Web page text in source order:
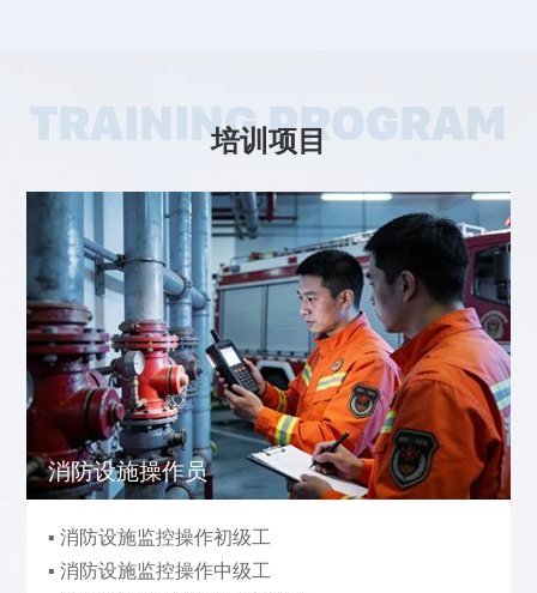
TRAINING PROGRAM
培训项目
消防设施操作员
▪ 消防设施监控操作初级工
▪ 消防设施监控操作中级工